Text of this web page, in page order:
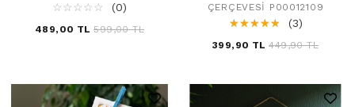
☆ ☆ ☆ ☆ ☆
★ ★ ★ ★ ★ (0)
489,00 TL 599,00 TL
ÇERÇEVESI P00012109
☆☆☆☆☆
★★★★★ (3)
399,90 TL 449,90 TL